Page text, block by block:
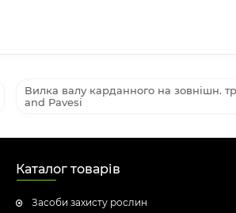
Вилка валу карданного на зовнішн.
and Pavesi
Каталог товарів
Засоби захисту рослин